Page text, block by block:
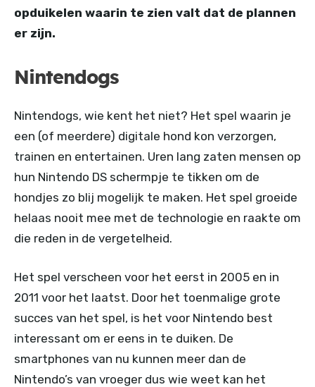
opduikelen waarin te zien valt dat de plannen
er zijn.
Nintendogs
Nintendogs, wie kent het niet? Het spel waarin je
een (of meerdere) digitale hond kon verzorgen,
trainen en entertainen. Uren lang zaten mensen op
hun Nintendo DS schermpje te tikken om de
hondjes zo blij mogelijk te maken. Het spel groeide
helaas nooit mee met de technologie en raakte om
die reden in de vergetelheid.
Het spel verscheen voor het eerst in 2005 en in
2011 voor het laatst. Door het toenmalige grote
succes van het spel, is het voor Nintendo best
interessant om er eens in te duiken. De
smartphones van nu kunnen meer dan de
Nintendo’s van vroeger dus wie weet kan het